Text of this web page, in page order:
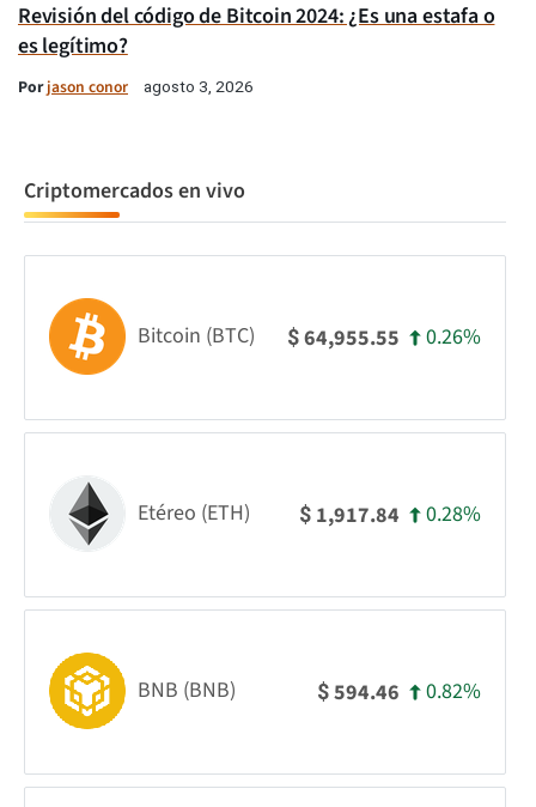
Revisión del código de Bitcoin 2024: ¿Es una estafa o
es legítimo?
Porjason conor agosto 3, 2026
Criptomercados en vivo
Bitcoin (BTC) $64,955.55 0.26%
Etéreo (ETH) $ 1,917.84 0.28%
BNB (BNB) $594.46 0.82%